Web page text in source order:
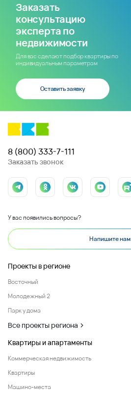
Заказать
консультацию
эксперта по
недвижимости
Для вас сделают подбор квартиры по
индивидуальным параметрам
Оставить заявку
8 (800) 333-7-111
Заказать звонок
У вас появились вопросы?
Напишите нам
Проекты в регионе
Восточный
Молодежный 2
Парк у дома
Все проекты региона
Квартиры и апартаменты
Коммерческая недвижимость
Квартиры
Машино-места